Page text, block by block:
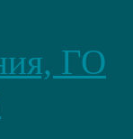
ГО